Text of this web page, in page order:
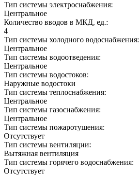
Тип системы электроснабжения:
Центральное
Количество вводов в МКД, ед.:
4
Тип системы холодного водоснабжения:
Центральное
Тип системы водоотведения:
Центральное
Тип системы водостоков:
Наружные водостоки
Тип системы теплоснабжения:
Центральное
Тип системы газоснабжения:
Центральное
Тип системы пожаротушения:
Отсутствует
Тип системы вентиляции:
Вытяжная вентиляция
Тип системы горячего водоснабжения:
Отсутствует